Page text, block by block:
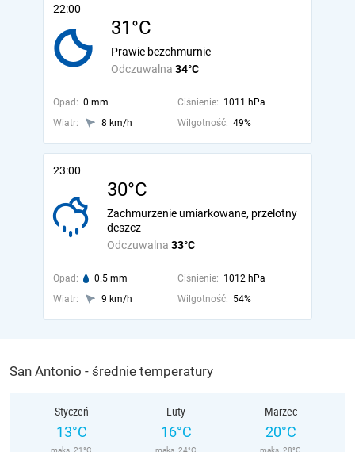
22:00
31°C
Odczuwalna 34°C
Prawie bezchmurnie
Opad: 0 mm Ciśnienie: 1011 hPa
Wiatr:
8 km/h Wilgotność: 49%
23:00
30°C
Odczuwalna 33°C
Zachmurzenie umiarkowane, przelotny
deszcz
Opad: 0.5 mm Ciśnienie: 1012 hPa
Wiatr:
9 km/h Wilgotność: 54%
San Antonio - średnie temperatury
Styczeń
13°C
maks. 21°C
Luty
16°C
maks. 24°C
Marzec
20°C
maks. 28°C